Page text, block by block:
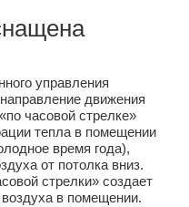
управления
движения
часовой стрелке»
тепла в помещении
время года),
от потолка вниз.
стрелки» создает
в помещении.